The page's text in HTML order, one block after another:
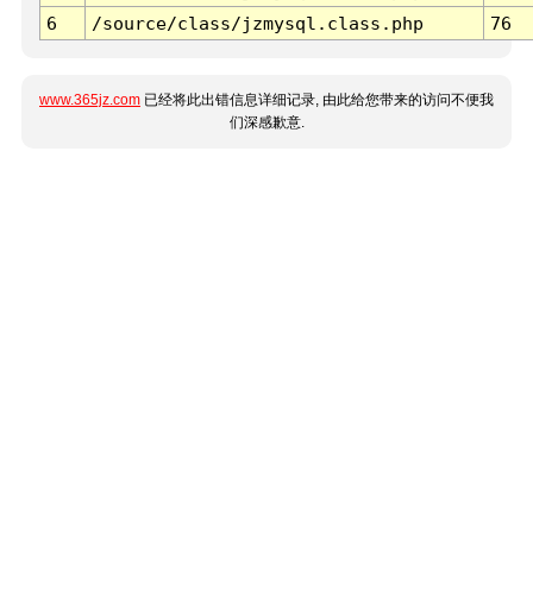
6
/source/class/jzmysql.class.php 76
www.365jz.com 已经将此出错信息详细记录, 由此给您带来的访问不便我
们深感歉意.